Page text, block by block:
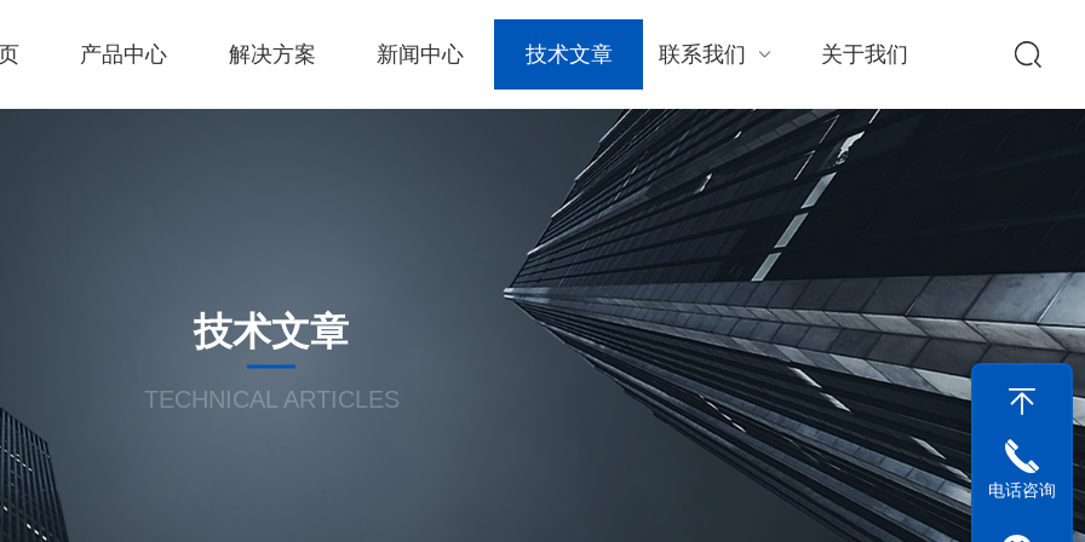
产品中心 解决方案 新闻中心 技术文章 联系我们 关于我们
技术文章
TECHNICAL ARTICLES
电话咨询